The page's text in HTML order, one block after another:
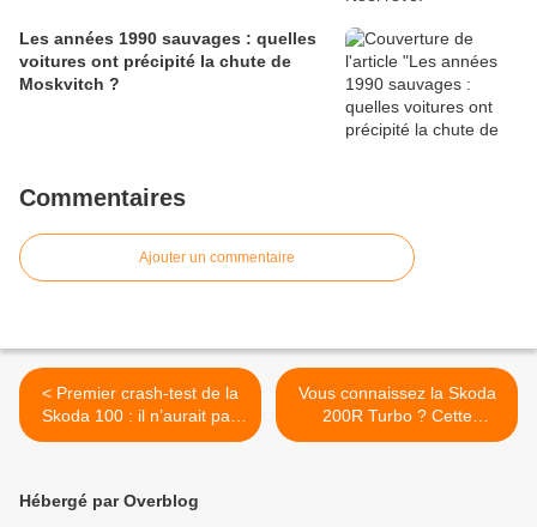
Les années 1990 sauvages : quelles
voitures ont précipité la chute de
Moskvitch ?
Commentaires
Ajouter un commentaire
< Premier crash-test de la
Skoda 100 : il n’aurait pas
pu se faire sans moteur-
Vous connaissez la Skoda
200R Turbo ? Cette
curiosité fait 200 ch. >
Hébergé par Overblog